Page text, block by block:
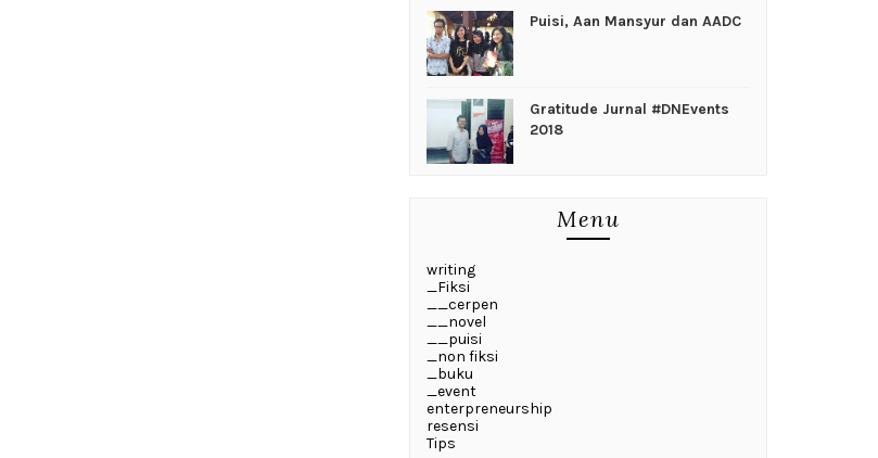
Puisi, Aan Mansyur dan AADC
Gratitude Jurnal #DNEvents
2018
Menu
writing
_Fiksi
__cerpen
__novel
__puisi
_non fiksi
_buku
_event
enterpreneurship
resensi
Tips